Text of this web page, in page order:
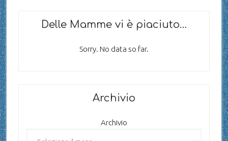
Delle Mamme vi è piaciuto…
Sorry. No data so far.
Archivio
Archivio